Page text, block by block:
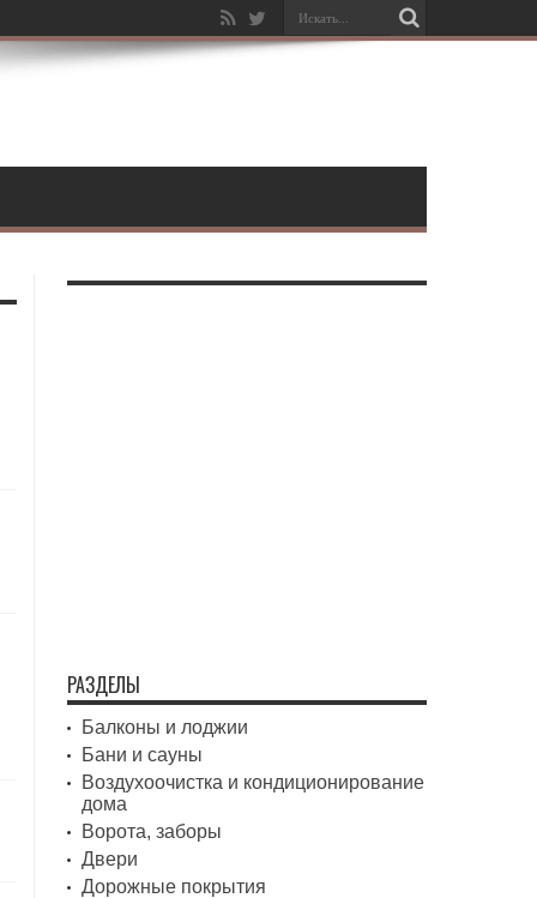
РАЗДЕЛЫ
Балконы и лоджии
Бани и сауны
Воздухоочистка и кондиционирование
дома
Ворота, заборы
Двери
Дорожные покрытия